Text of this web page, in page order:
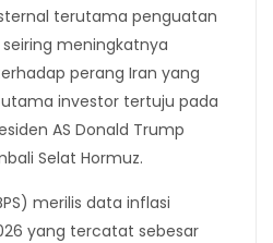
terutama penguatan
seiring meningkatnya
perang Iran yang
investor tertuju pada
AS Donald Trump
Selat Hormuz.
merilis data inflasi
yang tercatat sebesar